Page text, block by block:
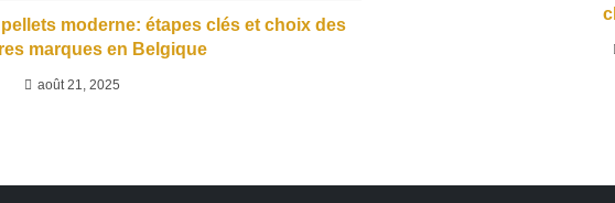
pellets moderne: étapes clés et choix des
marques en Belgique
août 21, 2025